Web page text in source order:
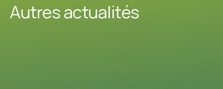
Autres actualités